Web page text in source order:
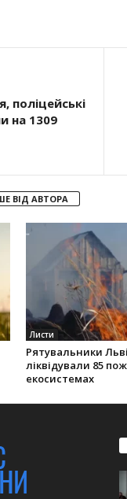
поліцейські
на 1309
ВІД АВТОРА
Листи
Рятувальники
ліквідували 85
екосистемах